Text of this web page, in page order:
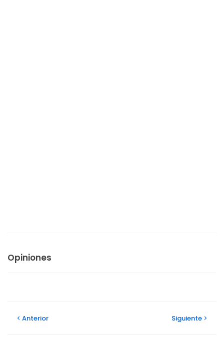
Opiniones
Anterior Siguiente